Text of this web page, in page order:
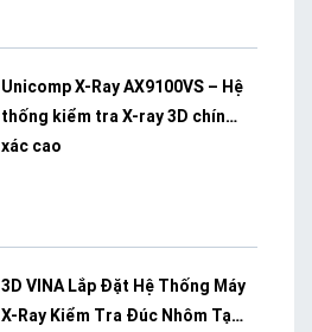
Unicomp X-Ray AX9100VS – Hệ
thống kiểm tra X-ray 3D chính
xác cao
3D VINA Lắp Đặt Hệ Thống Máy
X-Ray Kiểm Tra Đúc Nhôm Tại